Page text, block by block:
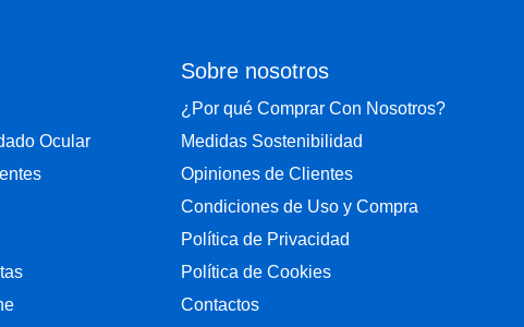
Ocular
Sobre nosotros
¿Por qué Comprar Con Nosotros?
Medidas Sostenibilidad
Opiniones de Clientes
Condiciones de Uso y Compra
Política de Privacidad
Política de Cookies
Contactos